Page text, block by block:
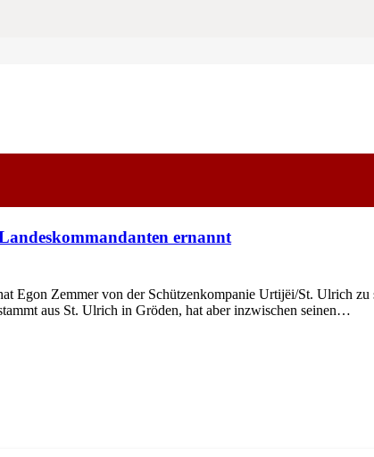
ernannt
Egon Zemmer von der Schützenkompanie Urtijëi/St. Ulrich
aus St. Ulrich in Gröden, hat aber inzwischen seinen…